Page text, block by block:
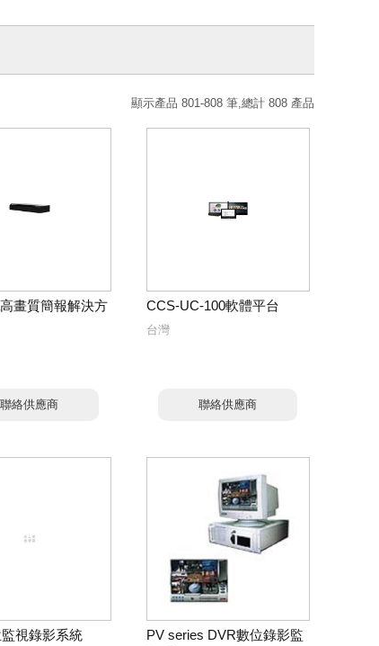
顯示產品 801-808 筆,總計 808 產品
畫質簡報解決方
聯絡供應商
CCS-UC-100軟體平台
台灣
聯絡供應商
視錄影系統
PV series DVR數位錄影監